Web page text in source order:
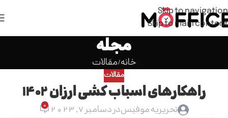
Skip to navigation
Skip to main content
مجله
خانه مقالات
مقالات
راهکارهای اسباب کشی ارزان 1402
تحریریه موفیسدر دسامبر 7, 2023 0